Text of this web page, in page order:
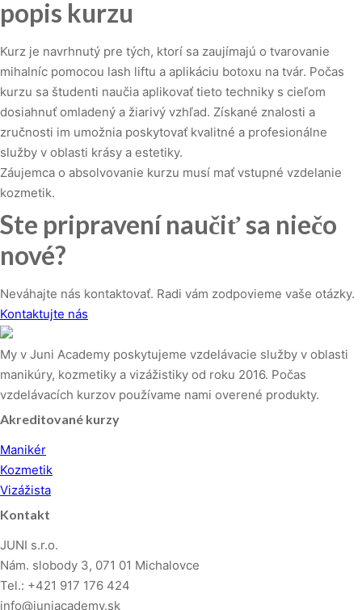
popis kurzu
Kurz je navrhnutý pre tých, ktorí sa zaujímajú o tvarovanie
mihalníc pomocou lash liftu a aplikáciu botoxu na tvár. Počas
kurzu sa študenti naučia aplikovať tieto techniky s cieľom
dosiahnuť omladený a žiarivý vzhľad. Získané znalosti a
zručnosti im umožnia poskytovať kvalitné a profesionálne
služby v oblasti krásy a estetiky.
Záujemca o absolvovanie kurzu musí mať vstupné vzdelanie
kozmetik.
Ste pripravení naučiť sa niečo
nové?
Neváhajte nás kontaktovať. Radi vám zodpovieme vaše otázky.
Kontaktujte nás
My v Juni Academy poskytujeme vzdelávacie služby v oblasti
manikúry, kozmetiky a vizážistiky od roku 2016. Počas
vzdelávacích kurzov používame nami overené produkty.
Akreditované kurzy
Manikér
Kozmetik
Vizážista
Kontakt
JUNI s.r.o.
Nám. slobody 3, 071 01 Michalovce
Tel.: +421 917 176 424
info@juniacademy.sk